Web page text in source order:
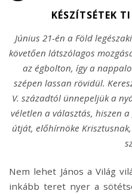
KÉSZÍTSÉTEK
Június 21-én a Föld
követően látszólagos
az égbolton, így a
szépen lassan rövidül.
V. századtól ünnepeljük a
véletlen a választás, hiszen
útját, előhírnöke
Nem lehet János a Világ
inkább teret nyer a